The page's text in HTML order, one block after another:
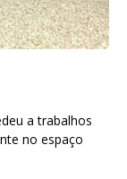
a trabalhos
no espaço